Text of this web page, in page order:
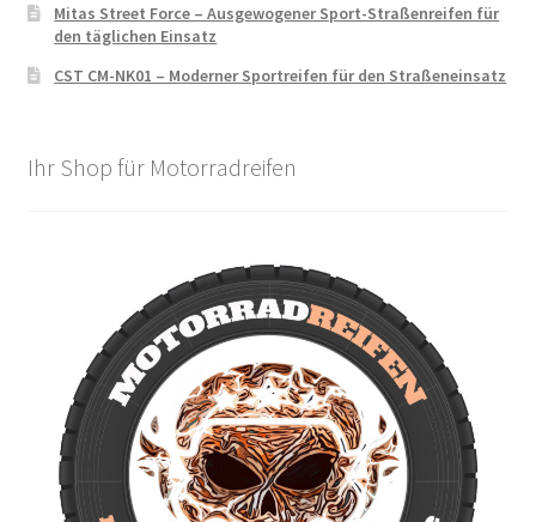
Mitas Street Force – Ausgewogener Sport-Straßenreifen für
den täglichen Einsatz
CST CM-NK01 – Moderner Sportreifen für den Straßeneinsatz
Ihr Shop für Motorradreifen